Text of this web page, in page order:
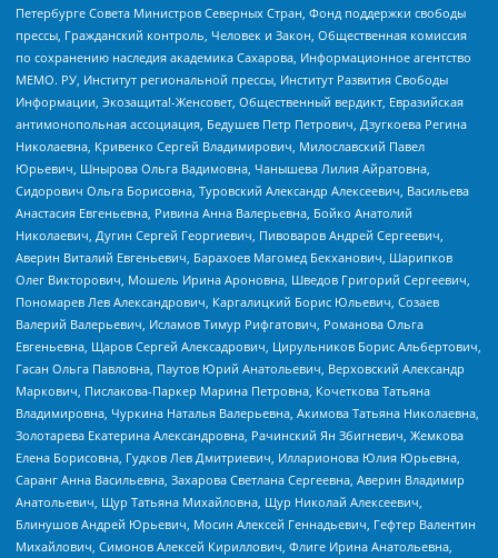
Петербурге Совета Министров Северных Стран, Фонд поддержки свободы
прессы, Гражданский контроль, Человек и Закон, Общественная комиссия
по сохранению наследия академика Сахарова, Информационное агентство
МЕМО. РУ, Институт региональной прессы, Институт Развития Свободы
Информации, Экозащита!-Женсовет, Общественный вердикт, Евразийская
антимонопольная ассоциация, Бедушев Петр Петрович, Дзугкоева Регина
Николаевна, Кривенко Сергей Владимирович, Милославский Павел
Юрьевич, Шнырова Ольга Вадимовна, Чанышева Лилия Айратовна,
Сидорович Ольга Борисовна, Туровский Александр Алексеевич, Васильева
Анастасия Евгеньевна, Ривина Анна Валерьевна, Бойко Анатолий
Николаевич, Дугин Сергей Георгиевич, Пивоваров Андрей Сергеевич,
Аверин Виталий Евгеньевич, Барахоев Магомед Бекханович, Шарипков
Олег Викторович, Мошель Ирина Ароновна, Шведов Григорий Сергеевич,
Пономарев Лев Александрович, Каргалицкий Борис Юльевич, Созаев
Валерий Валерьевич, Исламов Тимур Рифгатович, Романова Ольга
Евгеньевна, Щаров Сергей Алексадрович, Цирульников Борис Альбертович,
Гасан Ольга Павловна, Паутов Юрий Анатольевич, Верховский Александр
Маркович, Пислакова-Паркер Марина Петровна, Кочеткова Татьяна
Владимировна, Чуркина Наталья Валерьевна, Акимова Татьяна Николаевна,
Золотарева Екатерина Александровна, Рачинский Ян Збигневич, Жемкова
Елена Борисовна, Гудков Лев Дмитриевич, Илларионова Юлия Юрьевна,
Саранг Анна Васильевна, Захарова Светлана Сергеевна, Аверин Владимир
Анатольевич, Щур Татьяна Михайловна, Щур Николай Алексеевич,
Блинушов Андрей Юрьевич, Мосин Алексей Геннадьевич, Гефтер Валентин
Михайлович, Симонов Алексей Кириллович, Флиге Ирина Анатольевна,